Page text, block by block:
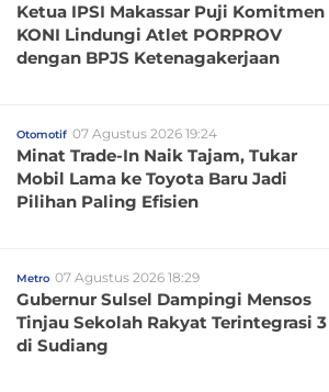
Ketua IPSI Makassar Puji Komitmen
KONI Lindungi Atlet PORPROV
dengan BPJS Ketenagakerjaan
Otomotif 07 Agustus 2026 19:24
Minat Trade-In Naik Tajam, Tukar
Mobil Lama ke Toyota Baru Jadi
Pilihan Paling Efisien
Metro 07 Agustus 2026 18:29
Gubernur Sulsel Dampingi Mensos
Tinjau Sekolah Rakyat Terintegrasi 3
di Sudiang